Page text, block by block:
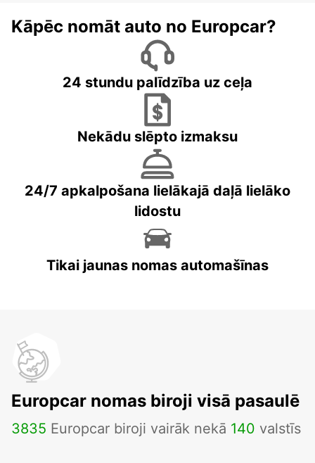
Kāpēc nomāt auto no Europcar?
24 stundu palīdzība uz ceļa
Nekādu slēpto izmaksu
24/7 apkalpošana lielākajā daļā lielāko
lidostu
Tikai jaunas nomas automašīnas
Europcar nomas biroji visā pasaulē
3835 Europcar biroji vairāk nekā 140 valstīs